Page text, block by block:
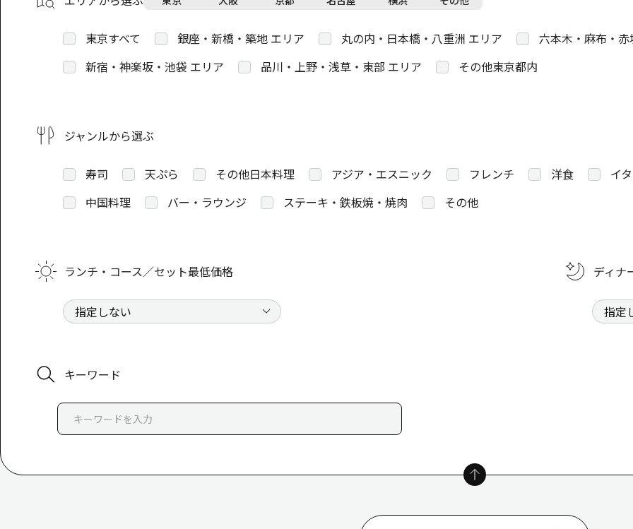
東京すべて 銀座・新橋・築地 エリア 丸の内・日本橋・八重洲 エリア
六本木・麻布・
新宿・神楽坂・池袋 エリア
品川・上野・浅草・東部 エリア その他東京都内
ジャンルから選ぶ
寿司 天ぷら その他日本料理 アジア・エスニック フレンチ 洋食
イ
中国料理
バー・ラウンジ ステーキ・鉄板焼・焼肉 その他
ランチ・コース／セット最低価格 ディナ
キーワード